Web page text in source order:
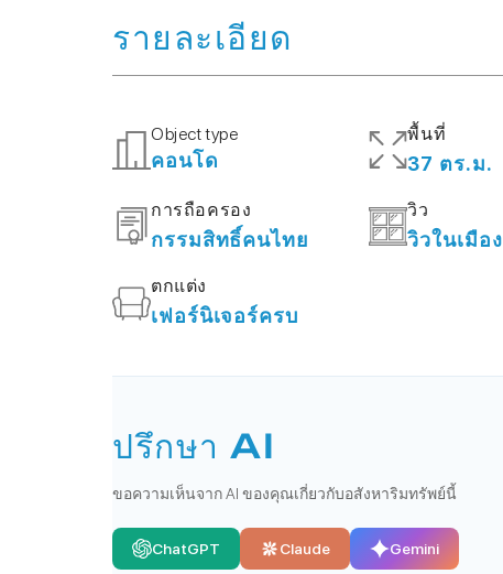
รายละเอียด
Object type
คอนโด
พื้นที่
37 ตร.ม.
การถือครอง
กรรมสิทธิ์คนไทย
วิว
วิวในเมือง
ตกแต่ง
เฟอร์นิเจอร์ครบ
ปรึกษา AI
ขอความเห็นจาก AI ของคุณเกี่ยวกับอสังหาริมทรัพย์นี้
ChatGPT Claude Gemini